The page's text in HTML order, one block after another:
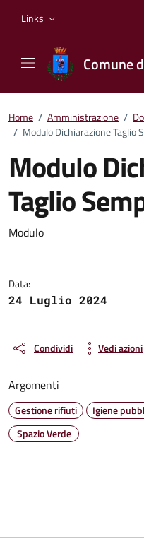
Links
Comune
Home / Amministrazione /
/ Modulo Dichiarazione Taglio
Modulo
Taglio
Dettagli del
Modulo
Data:
24 Luglio 2024
Condividi Vedi azioni
Argomenti
Gestione rifiuti Igiene
Spazio Verde